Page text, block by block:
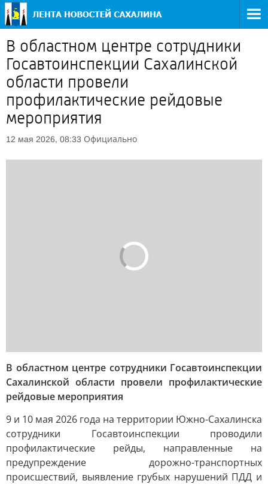
В областном центре сотрудники
Госавтоинспекции Сахалинской
области провели
профилактические рейдовые
мероприятия
12 мая 2026, 08:33 Официально
В областном центре сотрудники Госавтоинспекции
Сахалинской области провели профилактические
рейдовые мероприятия
9 и 10 мая 2026 года на территории Южно-Сахалинска
сотрудники Госавтоинспекции проводили
профилактические рейды, направленные на
предупреждение дорожно-транспортных
происшествий, выявление грубых нарушений ПДД и